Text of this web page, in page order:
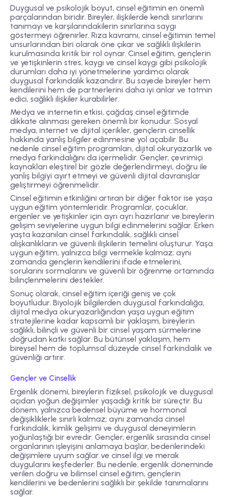
Duygusal ve psikolojik boyut, cinsel eğitimin en önemli
parçalarından biridir. Bireyler, ilişkilerde kendi sınırlarını
tanımayı ve karşılarındakilerin sınırlarına saygı
göstermeyi öğrenirler. Rıza kavramı, cinsel eğitimin temel
unsurlarından biri olarak öne çıkar ve sağlıklı ilişkilerin
kurulmasında kritik bir rol oynar. Cinsel eğitim, gençlerin
ve yetişkinlerin stres, kaygı ve cinsel kaygı gibi psikolojik
durumları daha iyi yönetmelerine yardımcı olarak
duygusal farkındalık kazandırır. Bu sayede bireyler hem
kendilerini hem de partnerlerini daha iyi anlar ve tatmin
edici, sağlıklı ilişkiler kurabilirler.
Medya ve internetin etkisi, çağdaş cinsel eğitimde
dikkate alınması gereken önemli bir konudur. Sosyal
medya, internet ve dijital içerikler, gençlerin cinsellik
hakkında yanlış bilgiler edinmesine yol açabilir. Bu
nedenle cinsel eğitim programları, dijital okuryazarlık ve
medya farkındalığını da içermelidir. Gençler, çevrimiçi
kaynakları eleştirel bir gözle değerlendirmeyi, doğru ile
yanlış bilgiyi ayırt etmeyi ve güvenli dijital davranışlar
geliştirmeyi öğrenmelidir.
Cinsel eğitimin etkinliğini artıran bir diğer faktör ise yaşa
uygun eğitim yöntemleridir. Programlar, çocuklar,
ergenler ve yetişkinler için ayrı ayrı hazırlanır ve bireylerin
gelişim seviyelerine uygun bilgi edinmelerini sağlar. Erken
yaşta kazanılan cinsel farkındalık, sağlıklı cinsel
alışkanlıkların ve güvenli ilişkilerin temelini oluşturur. Yaşa
uygun eğitim, yalnızca bilgi vermekle kalmaz; aynı
zamanda gençlerin kendilerini ifade etmelerini,
sorularını sormalarını ve güvenli bir öğrenme ortamında
bilinçlenmelerini destekler.
Sonuç olarak, cinsel eğitim içeriği geniş ve çok
boyutludur. Biyolojik bilgilerden duygusal farkındalığa,
dijital medya okuryazarlığından yaşa uygun eğitim
stratejilerine kadar kapsamlı bir yaklaşım, bireylerin
sağlıklı, bilinçli ve güvenli bir cinsel yaşam sürmelerine
doğrudan katkı sağlar. Bu bütünsel yaklaşım, hem
bireysel hem de toplumsal düzeyde cinsel farkındalık ve
güvenliği artırır.
Gençler ve Cinsellik
Ergenlik dönemi, bireylerin fiziksel, psikolojik ve duygusal
açıdan yoğun değişimler yaşadığı kritik bir süreçtir. Bu
dönem, yalnızca bedensel büyüme ve hormonal
değişikliklerle sınırlı kalmaz; aynı zamanda cinsel
farkındalık, kimlik gelişimi ve duygusal deneyimlerin
yoğunlaştığı bir evredir. Gençler, ergenlik sırasında cinsel
organlarının işleyişini anlamaya başlar, bedenlerindeki
değişimlere uyum sağlar ve cinsel ilgi ve merak
duygularını keşfederler. Bu nedenle, ergenlik döneminde
verilen doğru ve bilimsel cinsel eğitim, gençlerin
kendilerini ve bedenlerini sağlıklı bir şekilde tanımalarını
sağlar.